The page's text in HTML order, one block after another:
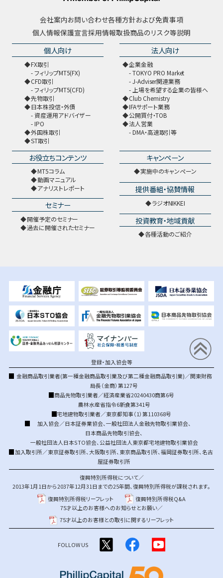
会社案内お問い合わせ各種方針および免責事項
個人情報保護宣言採用情報取扱商品のリスク等説明
個人向け
FX取引
フィリップMT5(FX)
CFD取引
フィリップMT5(CFD)
先物取引
日本株投信・外債
資産運用アドバイザー
IPO
外国株取引
ST取引
法人向け
企業金融
TOKYO PRO Market
J-Adviser関連業務
上場を希望する企業の皆様へ
Club Chemistry
IFAサポート業務
公開買付・TOB
法人営業
DMA・高速取引等
お役立ちコンテンツ
MT5コラム
動画マニュアル
アナリストレポート
セミナー
開催予定のセミナー
過去に開催されたセミナー
キャンペーン
実施中のキャンペーン
提供番組・協賛情報
ラジオNIKKEI
投資教育・地域貢献
各種活動のご紹介
登録・加入協会等
金融商品取引業者(第一種金融商品取引業及び第二種金融商品取引業)／関東財務
局長（金商）第127号
商品先物取引業者／経済産業省20240430商第6号
農林水産省指令6新食第341号
宅地建物取引業者／東京都知事（1）第110368号
加入協会／日本証券業協会、 一般社団法人金融先物取引業協会、
日本商品先物取引協会、
一般社団法人日本STO協会、 公益社団法人東京都宅地建物取引業協会
加入取引所／東京証券取引所、大阪取引所、 東京商品取引所、福岡証券取引所、名古
屋証券取引所
復興特別所得税について／
2013年1月1日から2037年12月31日までの25年間、復興特別所得税が課税されます。
復興特別所得税リーフレット
復興特別所得税Q&A
75才以上のお客様へのお知らせとお願い／
75才以上のお客様との取引に関するリーフレット
FOLLOW US